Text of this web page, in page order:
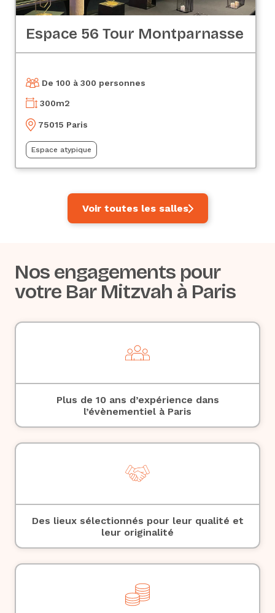
Espace 56 Tour Montparnasse
De 100 à 300 personnes
300m2
75015 Paris
Espace atypique
Voir toutes les salles
Nos engagements pour
votre Bar Mitzvah à Paris
Plus de 10 ans d’expérience dans
l’évènementiel à Paris
Des lieux sélectionnés pour leur qualité et
leur originalité